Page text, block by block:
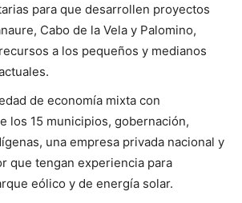
para que desarrollen proyectos
Cabo de la Vela y Palomino,
a los pequeños y medianos
de economía mixta con
los 15 municipios, gobernación,
una empresa privada nacional y
que tengan experiencia para
eólico y de energía solar.